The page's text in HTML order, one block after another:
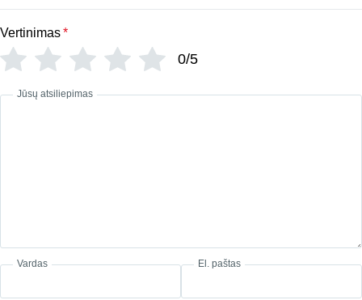
Vertinimas*
0/5
Jūsų atsiliepimas
Vardas El. paštas